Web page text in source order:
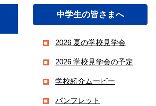
中学生の皆さまへ
2026 夏の学校見学会
2026 学校見学会の予定
学校紹介ムービー
パンフレット